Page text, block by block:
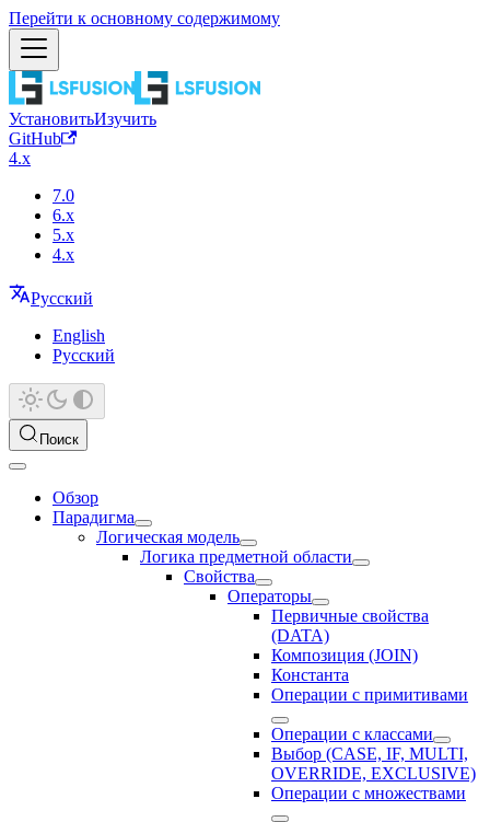
Перейти к основному содержимому
УстановитьИзучить
GitHub
4.x
7.0
6.x
5.x
4.x
Русский
English
Русский
Поиск
Обзор
Парадигма
Логическая модель
Логика предметной области
Свойства
Операторы
Первичные свойства
(DATA)
Композиция (JOIN)
Константа
Операции с примитивами
Операции с классами
Выбор (CASE, IF, MULTI,
OVERRIDE, EXCLUSIVE)
Операции с множествами